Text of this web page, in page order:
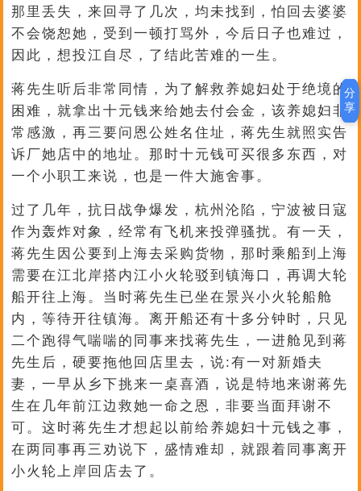
那里丢失，来回寻了几次，均未找到，怕回去婆婆
不会饶恕她，受到一顿打骂外，今后日子也难过，
因此，想投江自尽，了结此苦难的一生。
蒋先生听后非常同情，为了解救养媳妇处于绝境的
困难，就拿出十元钱来给她去付会金，该养媳妇非
常感激，再三要问恩公姓名住址，蒋先生就照实告
诉厂她店中的地址。那时十元钱可买很多东西，对
一个小职工来说，也是一件大施舍事。
过了几年，抗日战争爆发，杭州沦陷，宁波被日寇
作为轰炸对象，经常有飞机来投弹骚扰。有一天，
蒋先生因公要到上海去采购货物，那时乘船到上海
需要在江北岸搭内江小火轮驳到镇海口，再调大轮
船开往上海。当时蒋先生已坐在景兴小火轮船舱
内，等待开往镇海。离开船还有十多分钟时，只见
二个跑得气喘喘的同事来找蒋先生，一进舱见到蒋
先生后，硬要拖他回店里去，说:有一对新婚夫
妻，一早从乡下挑来一桌喜酒，说是特地来谢蒋先
生在几年前江边救她一命之恩，非要当面拜谢不
可。这时蒋先生才想起以前给养媳妇十元钱之事，
在两同事再三劝说下，盛情难却，就跟着同事离开
小火轮上岸回店去了。
分
享